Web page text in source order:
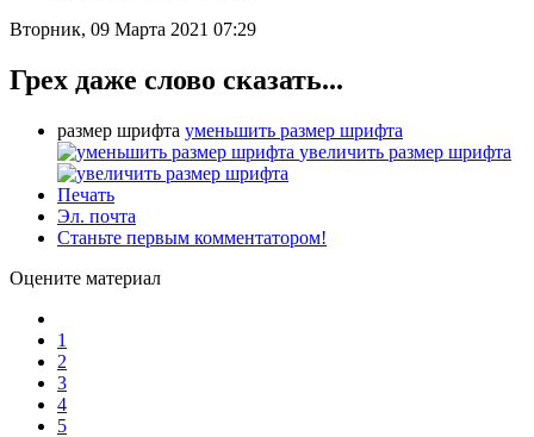
Вторник, 09 Марта 2021 07:29
Грех даже слово сказать...
размер шрифта уменьшить размер шрифта
увеличить размер шрифта
Печать
Эл. почта
Станьте первым комментатором!
Оцените материал
1
2
3
4
5